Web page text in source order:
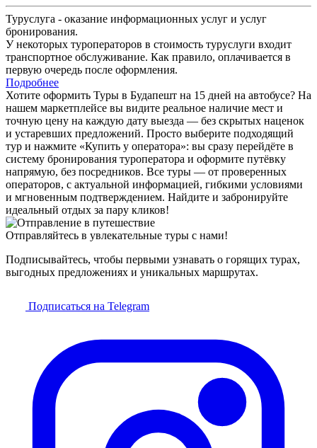
Туруслуга - оказание информационных услуг и услуг
бронирования.
У некоторых туроператоров в стоимость туруслуги входит
транспортное обслуживание. Как правило, оплачивается в
первую очередь после оформления.
Подробнее
Хотите оформить Туры в Будапешт на 15 дней на автобусе? На
нашем маркетплейсе вы видите реальное наличие мест и
точную цену на каждую дату выезда — без скрытых наценок
и устаревших предложений. Просто выберите подходящий
тур и нажмите «Купить у оператора»: вы сразу перейдёте в
систему бронирования туроператора и оформите путёвку
напрямую, без посредников. Все туры — от проверенных
операторов, с актуальной информацией, гибкими условиями
и мгновенным подтверждением. Найдите и забронируйте
идеальный отдых за пару кликов!
Отправляйтесь в увлекательные туры с нами!
Подписывайтесь, чтобы первыми узнавать о горящих турах,
выгодных предложениях и уникальных маршрутах.
Подписаться на Telegram